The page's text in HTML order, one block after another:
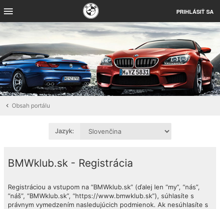
PRIHLÁSIŤ SA
Obsah portálu
Jazyk:
BMWklub.sk - Registrácia
Registráciou a vstupom na “BMWklub.sk” (ďalej len “my”, “nás”,
“náš”, “BMWklub.sk”, “https://www.bmwklub.sk”), súhlasíte s
právnym vymedzením nasledujúcich podmienok. Ak nesúhlasíte s